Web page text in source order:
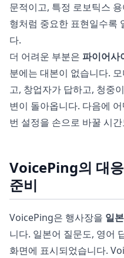
문적이고, 특정 로보틱스
형처럼 중요한 표현일수록
다.
더 어려운 부분은 파이어사
분에는 대본이 없습니다.
고, 창업자가 답하고, 청중
변이 돌아옵니다. 다음에
번 설정을 손으로 바꿀 시
VoicePing의 대
준비
VoicePing은 행사장을 일
니다. 일본어 질문도, 영어
화면에 표시되었습니다.